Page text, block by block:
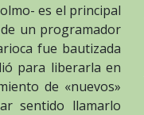
es el principal
un programador
fue bautizada
para liberarla en
de «nuevos»
sentido llamarlo